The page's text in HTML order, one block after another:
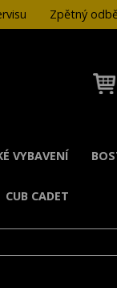
Zpětný
VYBAVENÍ
CUB CADET